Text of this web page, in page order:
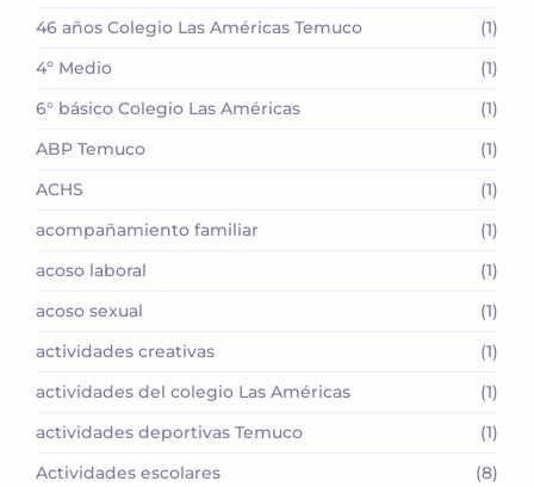
46 años Colegio Las Américas Temuco
(1)
4º Medio
(1)
6° básico Colegio Las Américas
(1)
ABP Temuco
(1)
ACHS
(1)
acompañamiento familiar
(1)
acoso laboral
(1)
acoso sexual
(1)
actividades creativas
(1)
actividades del colegio Las Américas
(1)
actividades deportivas Temuco
(1)
Actividades escolares
(8)